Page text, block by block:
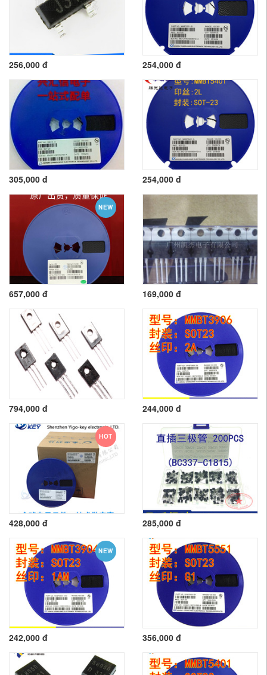
256,000 đ 254,000 đ
305,000 đ 254,000 đ
NEW
657,000 đ 169,000 đ
794,000 đ 244,000 đ
HOT
428,000 đ 285,000 đ
NEW
242,000 đ 356,000 đ